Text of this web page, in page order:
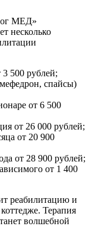
МЕД»
несколько
500 рублей;
спайсы)
от 6 500
от 26 000 рублей;
от 20 900
от 28 900 рублей;
от 1 400
реабилитацию и
Терапия
волшебной